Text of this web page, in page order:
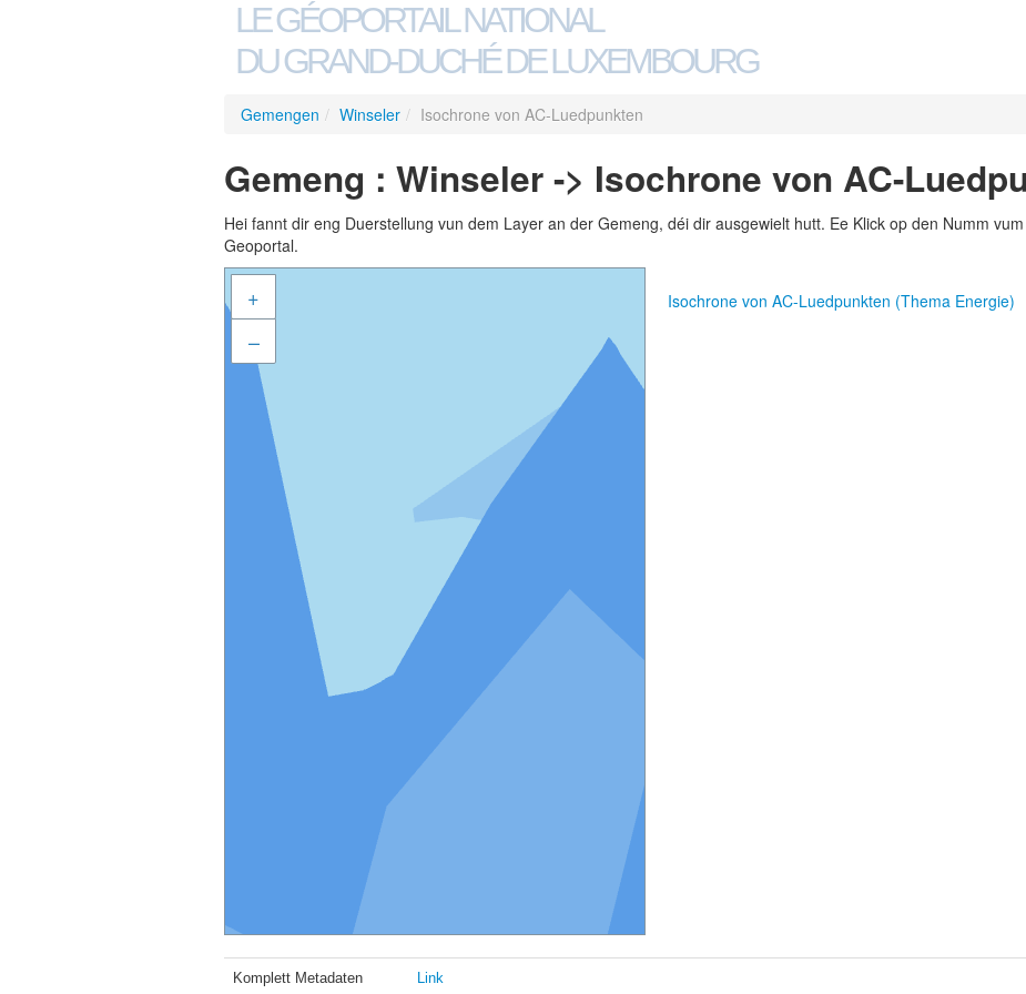
LE GÉOPORTAIL NATIONAL
DU GRAND-DUCHÉ DE LUXEMBOURG
Gemengen / Winseler / Isochrone von AC-Luedpunkten
Gemeng : Winseler -> Isochrone von AC-
Hei fannt dir eng Duerstellung vun dem Layer an der Gemeng, déi dir ausgewielt hutt. Ee Klick op den Numm
Geoportal.
+
–
Isochrone von AC-Luedpunkten (Thema Energie)
Komplett Metadaten Link